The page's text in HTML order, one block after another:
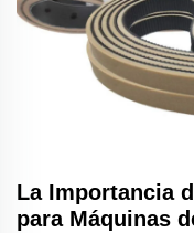
La Importancia
para Máquinas